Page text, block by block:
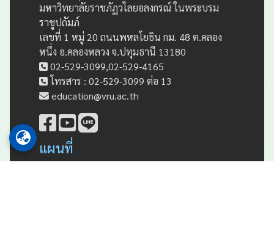
มหาวิทยาลัยราชภัฏวไลยอลงกรณ์ ในพระบรม
ราชูปถัมภ์
เลขที่ 1 หมู่ 20 ถนนพหลโยธิน กม. 48 ต.คลอง
หนึ่ง อ.คลองหลวง จ.ปทุมธานี 13180
02-529-3099,02-529-4165
โทรสาร : 02-529-3099 ต่อ 13
education@vru.ac.th
แผนที่